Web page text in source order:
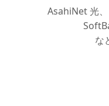
AsahiNet 光
な